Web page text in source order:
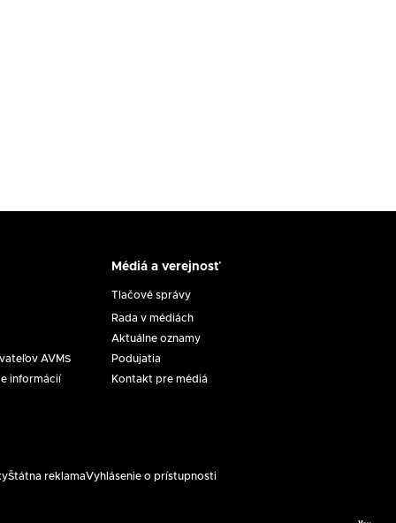
AVMS
informácií
a
verejnosť
Médiá a verejnosť
Tlačové správy
Rada v médiách
Aktuálne oznamy
Podujatia
Kontakt pre médiá
Štátna reklamaVyhlásenie o prístupnosti